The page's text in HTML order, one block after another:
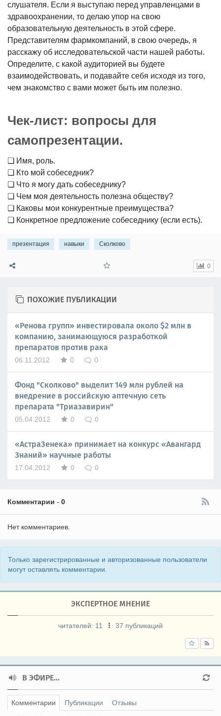
слушателя. Если я выступаю перед управленцами в
здравоохранении, то делаю упор на свою
образовательную деятельность в этой сфере.
Представителям фармкомпаний, в свою очередь, я
расскажу об исследовательской части нашей работы.
Определите, с какой аудиторией вы будете
взаимодействовать, и подавайте себя исходя из того,
чем знакомство с вами может быть им полезно.
Чек-лист: вопросы для
самопрезентации.
❏ Имя, роль.
❏ Кто мой собеседник?
❏ Что я могу дать собеседнику?
❏ Чем моя деятельность полезна обществу?
❏ Каковы мои конкурентные преимущества?
❏ Конкретное предложение собеседнику (если есть).
презентация навыки Сколково
0
ПОХОЖИЕ ПУБЛИКАЦИИ
«Ренова групп» инвестировала около $2 млн в
компанию, занимающуюся разработкой
препаратов против рака
06.11.2012 0 0
Фонд "Сколково" выделит 149 млн рублей на
внедрение в российскую аптечную сеть
препарата "Триазавирин"
05.04.2012 0 0
«АстраЗенека» принимает на конкурс «Авангард
Знаний» научные работы
17.04.2012 0 0
Комментарии - 0
Нет комментариев.
Только зарегистрированные и авторизованные пользователи
могут оставлять комментарии.
ЭКСПЕРТНОЕ МНЕНИЕ
читателей: 11 37 публикаций
В ЭФИРЕ...
Комментарии Публикации Отзывы